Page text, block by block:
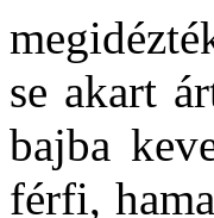
se akart
bajba
férfi,